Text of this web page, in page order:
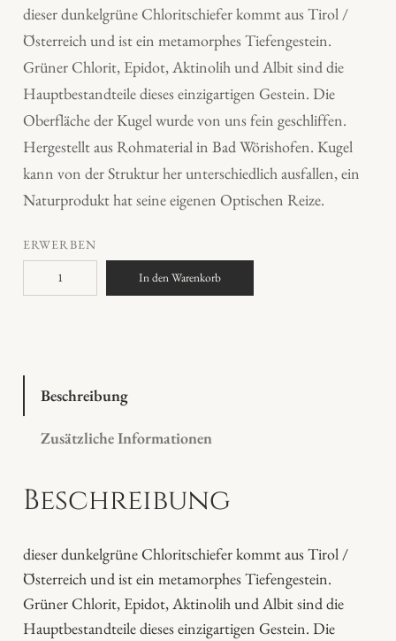
dieser dunkelgrüne Chloritschiefer kommt aus Tirol /
Österreich und ist ein metamorphes Tiefengestein.
Grüner Chlorit, Epidot, Aktinolih und Albit sind die
Hauptbestandteile dieses einzigartigen Gestein. Die
Oberfläche der Kugel wurde von uns fein geschliffen.
Hergestellt aus Rohmaterial in Bad Wörishofen. Kugel
kann von der Struktur her unterschiedlich ausfallen, ein
Naturprodukt hat seine eigenen Optischen Reize.
ERWERBEN
t
n
u
l
h
l
o
r
In den Warenkorb
Beschreibung
Zusätzliche Informationen
Beschreibung
dieser dunkelgrüne Chloritschiefer kommt aus Tirol /
Österreich und ist ein metamorphes Tiefengestein.
Grüner Chlorit, Epidot, Aktinolih und Albit sind die
Hauptbestandteile dieses einzigartigen Gestein. Die